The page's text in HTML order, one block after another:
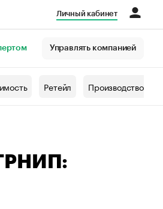
Личный кабинет
Управлять компанией
Ретейл Производство